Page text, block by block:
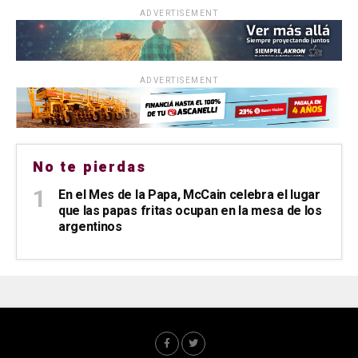
ADVERTISEMENT
ADVERTISEMENT
No te pierdas
En el Mes de la Papa, McCain celebra el lugar
que las papas fritas ocupan en la mesa de los
argentinos